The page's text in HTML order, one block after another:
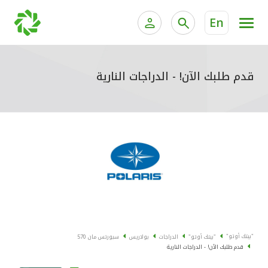
En
الخدمات المصرفية الإلكترونية للأفراد
خدمة "بيتك" للتداول الإلكتروني
جميع السيارات
قدم طلبك الآن! - الدراجات النارية
"بيتك أوتو" "بيتك أوتو" الدراجات بولاريس
سبورتس مان 570
قدم طلبك الآن! - الدراجات النارية